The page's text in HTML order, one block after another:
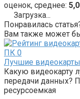
оценок, среднее:
Загрузка...
Понравилась
Вам также может
ПК 0
Лучшие
Какую видеокарту
передачи данных?
ресурсоемкая